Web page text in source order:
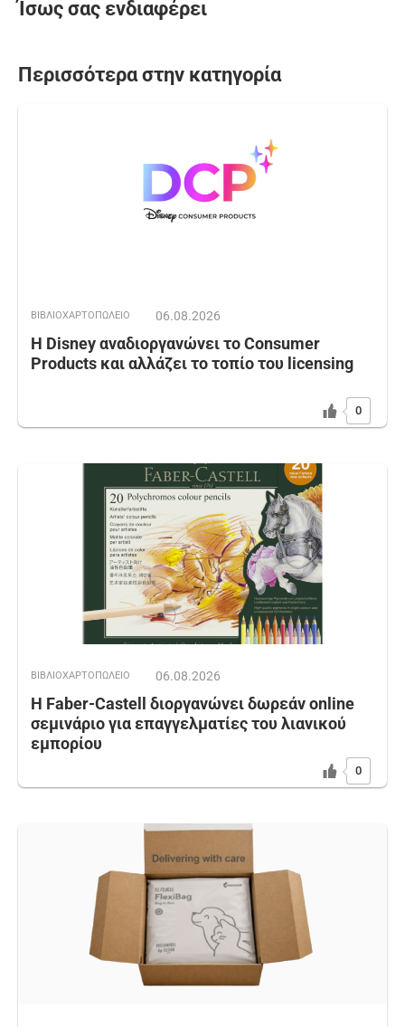
Ίσως σας ενδιαφέρει
Περισσότερα στην κατηγορία
ΒΙΒΛΙΟΧΑΡΤΟΠΩΛΕΙΟ 06.08.2026
Η Disney αναδιοργανώνει το Consumer
Products και αλλάζει το τοπίο του licensing
0
ΒΙΒΛΙΟΧΑΡΤΟΠΩΛΕΙΟ 06.08.2026
Η Faber-Castell διοργανώνει δωρεάν online
σεμινάριο για επαγγελματίες του λιανικού
εμπορίου
0